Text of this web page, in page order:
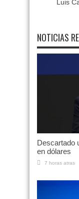
Luis
NOTICIAS
Descartado
en dólares
7 horas atras